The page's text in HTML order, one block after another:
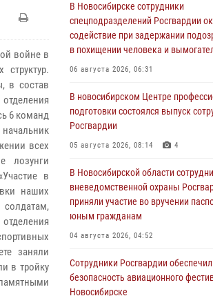
войне в
структур.
в состав
6 команд
всех
лозунги
в
наших
заняли
в тройку
В Новосибирске сотрудники
спецподразделений Росгвардии
содействие при задержании
в похищении человека и
06 августа 2026, 06:31
В новосибирском Центре
подготовки состоялся выпуск
Росгвардии
05 августа 2026, 08:14 4
В Новосибирской области
вневедомственной охраны
приняли участие во вручении
юным гражданам
04 августа 2026, 04:52
Сотрудники Росгвардии
безопасность авиационного
Новосибирске